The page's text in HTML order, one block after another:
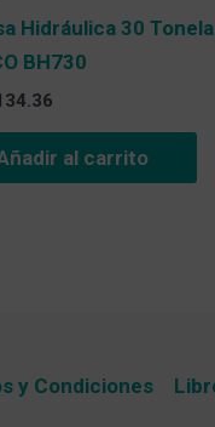
Hidráulica 30
BH730
al carrito
y Condiciones